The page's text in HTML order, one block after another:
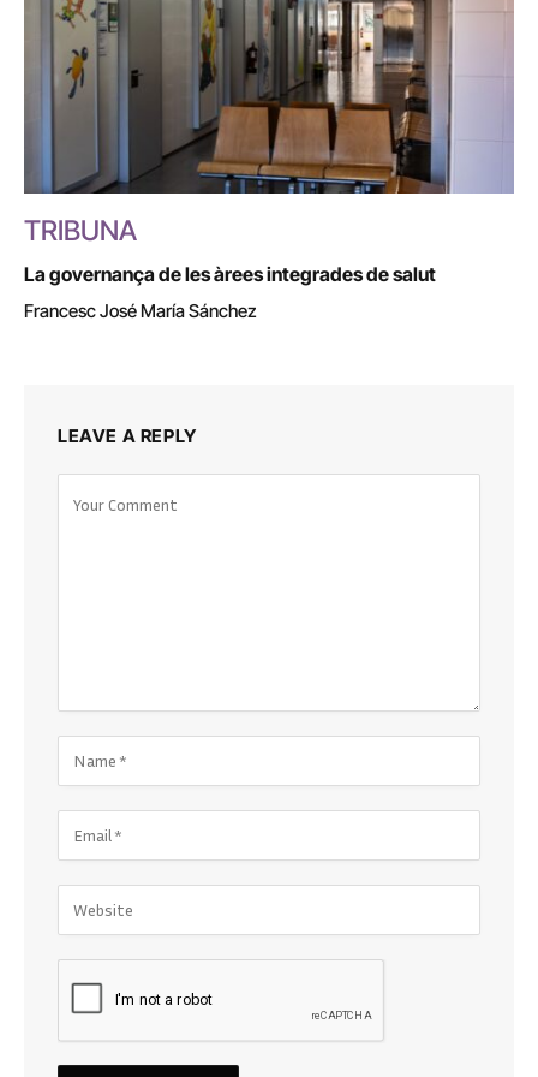
TRIBUNA
La governança de les àrees integrades de salut
Francesc José María Sánchez
LEAVE A REPLY